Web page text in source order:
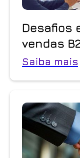
Desafios
vendas
Saiba mais